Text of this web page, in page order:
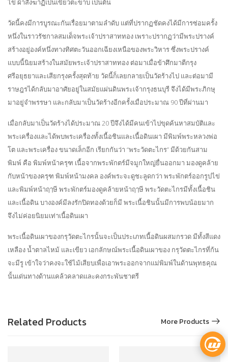
ไข่ ผ้าสังฆาฏิเป็นเขี้ยวตะขาบ เป็นต้น
วัดนี้คงมีการบูรณะกันเรื่อยมาตามลำดับ แต่ที่ปรากฏชัดคงได้มีการซ่อมครั้ง
หนึ่งในราวรัชกาลสมเด็จพระเจ้าปราสาททอง เพราะปรากฏว่ามีพระปรางค์
สร้างอยู่องค์หนึ่งทางทิศตะวันออกเฉียงเหนือของพระวิหาร ซึ่งพระปรางค์
แบบนี้นิยมสร้างในสมัยพระเจ้าปราสาททอง ต่อมาเมื่อข้าศึกมาตีกรุง
ศรีอยุธยาและเสียกรุงครั้งสุดท้าย วัดนี้ก็เลยกลายเป็นวัดร้างไป และต่อมามี
ราษฎรได้กลับมาอาศัยอยู่ในสมัยแผ่นดินพระเจ้ากรุงธนบุรี จึงได้มีพระภิกษุ
มาอยู่จำพรรษา และกลับมาเป็นวัดร้างอีกครั้งเมื่อประมาณ 90 ปีที่ผ่านมา
เมื่อกลับมาเป็นวัดร้างได้ประมาณ 20 ปีจึงได้มีคนเข้าไปขุดค้นหาสมบัติและ
พระเครื่องและได้พบพระเครื่องทั้งเนื้อชินและเนื้อดินเผา มีพิมพ์พระหลวงพ่อ
โต และพระเครื่อง ขนาดเล็กอีก เรียกกันว่า “พระวัดตะไกร” มีด้วยกันสาม
พิมพ์ คือ พิมพ์หน้าครุฑ เนื้อจากพระพักตร์มีจมูกใหญ่ยื่นออกมา มองดูคล้าย
กับหน้าของครุฑ พิมพ์หน้ามงคล องค์พระจะดูชะลูดกว่า พระพักตร์ออกรูปไข่
และพิมพ์หน้าฤๅษี พระพักตร์มองดูคล้ายหน้าฤๅษี พระวัดตะไกรมีทั้งเนื้อชิน
และเนื้อดิน บางองค์มีลงรักปิดทองด้วยก็มี พระเนื้อชินนั้นมีการพบน้อยมาก
จึงไม่ค่อยนิยมเท่าเนื้อดินเผา
พระเนื้อดินเผาของกรุวัดตะไกรนั้นจะเป็นประเภทเนื้อดินผสมกรวด มีทั้งสีแดง
เหลือง น้ำตาลไหม้ และเขียว เอกลักษณ์พระเนื้อดินเผาของ กรุวัดตะไกรที่ก้น
จะมีรู เข้าใจว่าคงจะใช้ไม้เสียบเพื่อเอาพระออกจากแม่พิมพ์ในด้านพุทธคุณ
นั้นเด่นทางด้านแคล้วคลาดและคงกระพันชาตรี
Related Products More Products